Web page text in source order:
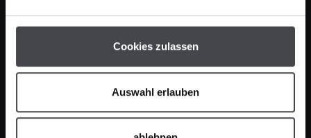
Cookies zulassen
Auswahl erlauben
Manufactory sale
Monday - Thursday
Friday 8 am - 2 pm
Newsletter